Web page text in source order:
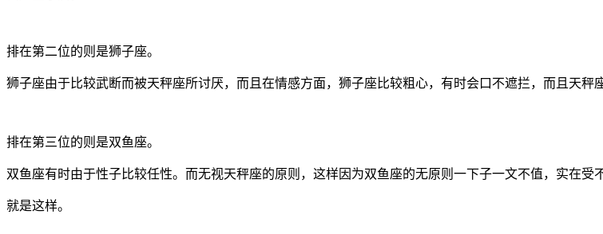
排在第二位的则是狮子座。
狮子座由于比较武断而被天秤座所讨厌，而且在情感方面，狮子座比较粗心，有时会口不遮拦，而且天秤
排在第三位的则是双鱼座。
双鱼座有时由于性子比较任性。而无视天秤座的原则，这样因为双鱼座的无原则一下子一文不值，实在受
就是这样。